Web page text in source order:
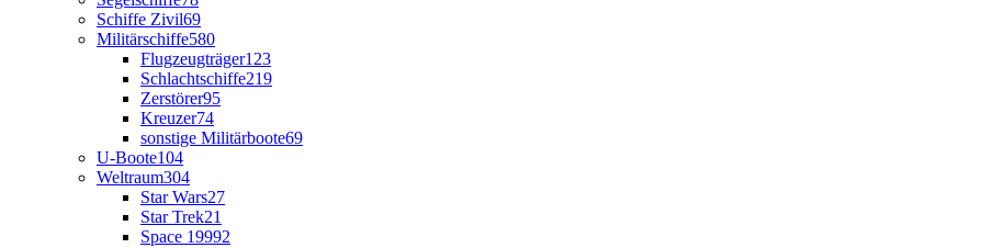
Schiffe Zivil69
Militärschiffe580
Flugzeugträger123
Schlachtschiffe219
Zerstörer95
Kreuzer74
sonstige Militärboote69
U-Boote104
Weltraum304
Star Wars27
Star Trek21
Space 19992